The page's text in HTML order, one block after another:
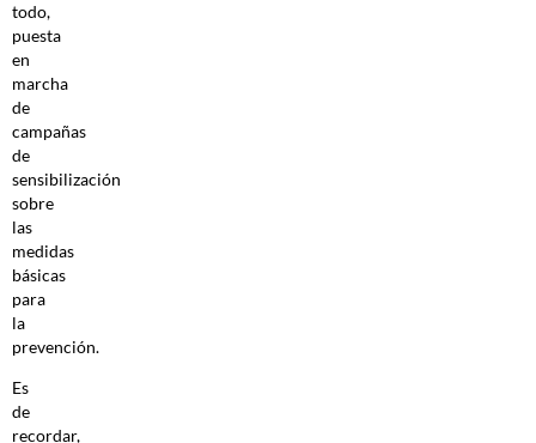
todo,
puesta
en
marcha
de
campañas
de
sensibilización
sobre
las
medidas
básicas
para
la
prevención.
Es
de
recordar,